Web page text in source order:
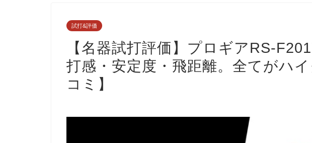
試打&評価
【名器試打評価】プロギアRS-
打感・安定度・飛距離。全てがハ
コミ】